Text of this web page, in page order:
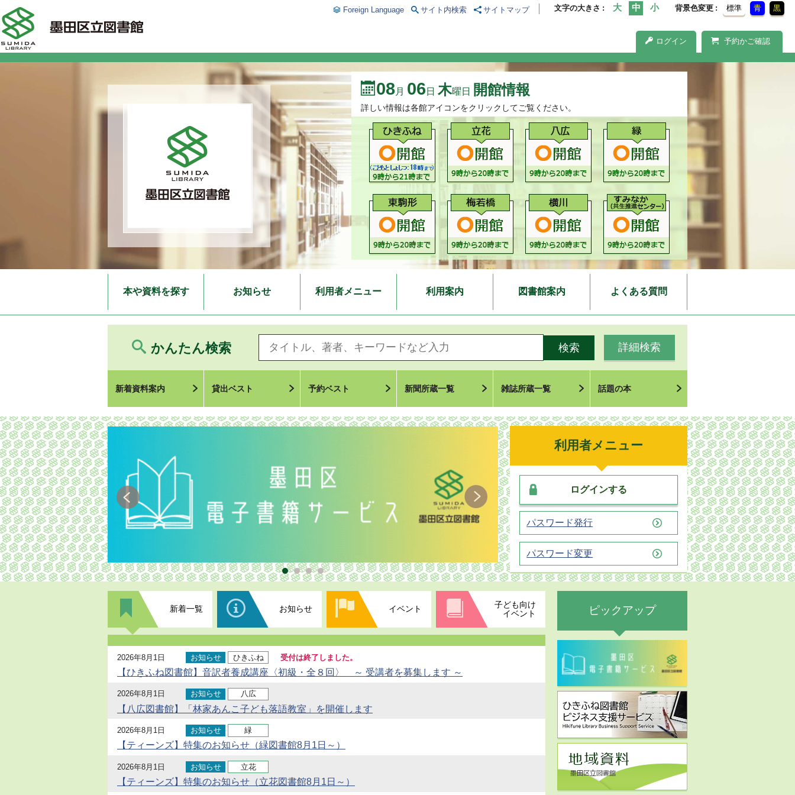
文字の大きさ 背景色変更 標準 青 黒
ログイン 予約かご確認
Foreign Language サイト内検索 サイトマップ
08月 06 日 木曜日 開館情報
詳しい情報は各館アイコンをクリックしてご覧ください。
本や資料を探す お知らせ 利用者メニュー 利用案内 図書館案内 よくある質問
かんたん検索 詳細検索
新着資料案内 貸出ベスト 予約ベスト 新聞所蔵一覧 雑誌所蔵一覧 話題の本
利用者メニュー
ログインする
パスワード発行
パスワード変更
新着一覧 お知らせ イベント
子ども向け
イベント
2026年8月1日 お知らせ ひきふね 受付は終了しました。
【ひきふね図書館】音訳者養成講座〈初級・全８回〉 ～ 受講者を募集します ～
2026年8月1日 お知らせ 八広
【八広図書館】「林家あんこ子ども落語教室」を開催します
2026年8月1日 お知らせ 緑
【ティーンズ】特集のお知らせ（緑図書館8月1日～）
2026年8月1日 お知らせ 立花
【ティーンズ】特集のお知らせ（立花図書館8月1日～）
ピックアップ